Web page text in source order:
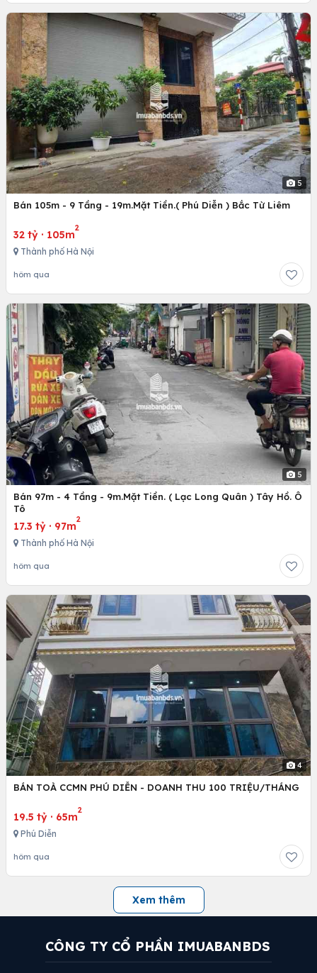
5
Bán 105m - 9 Tầng - 19m.Mặt Tiền.( Phú Diễn ) Bắc Từ Liêm
32 tỷ · 105m
2
Thành phố Hà Nội
hôm qua
5
Bán 97m - 4 Tầng - 9m.Mặt Tiền. ( Lạc Long Quân ) Tây Hồ. Ô
Tô
17.3 tỷ · 97m
2
Thành phố Hà Nội
hôm qua
4
BÁN TOÀ CCMN PHÚ DIỄN - DOANH THU 100 TRIỆU/THÁNG
19.5 tỷ · 65m
2
Phú Diễn
hôm qua
Xem thêm
CÔNG TY CỔ PHẦN IMUABANBDS